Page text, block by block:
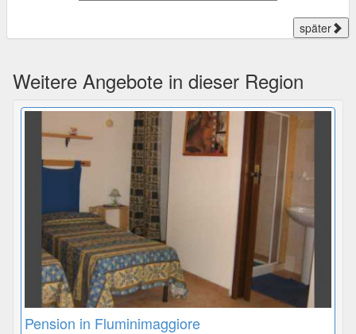
später
Weitere Angebote in dieser Region
Pension in Fluminimaggiore